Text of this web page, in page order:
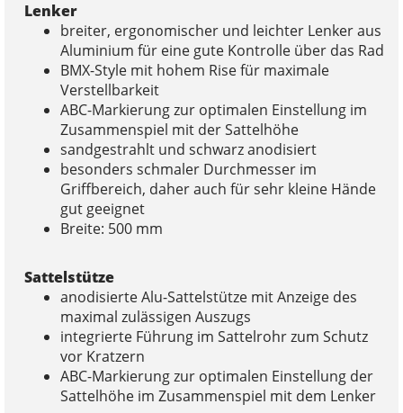
Lenker
breiter, ergonomischer und leichter Lenker aus
Aluminium für eine gute Kontrolle über das Rad
BMX-Style mit hohem Rise für maximale
Verstellbarkeit
ABC-Markierung zur optimalen Einstellung im
Zusammenspiel mit der Sattelhöhe
sandgestrahlt und schwarz anodisiert
besonders schmaler Durchmesser im
Griffbereich, daher auch für sehr kleine Hände
gut geeignet
Breite: 500 mm
Sattelstütze
anodisierte Alu-Sattelstütze mit Anzeige des
maximal zulässigen Auszugs
integrierte Führung im Sattelrohr zum Schutz
vor Kratzern
ABC-Markierung zur optimalen Einstellung der
Sattelhöhe im Zusammenspiel mit dem Lenker